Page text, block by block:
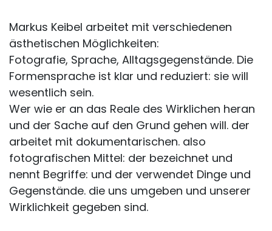
Markus Keibel arbeitet mit verschiedenen
ästhetischen Möglichkeiten:
Fotografie, Sprache, Alltagsgegenstände. Die
Formensprache ist klar und reduziert: sie will
wesentlich sein.
Wer wie er an das Reale des Wirklichen heran
und der Sache auf den Grund gehen will. der
arbeitet mit dokumentarischen. also
fotografischen Mittel: der bezeichnet und
nennt Begriffe: und der verwendet Dinge und
Gegenstände. die uns umgeben und unserer
Wirklichkeit gegeben sind.